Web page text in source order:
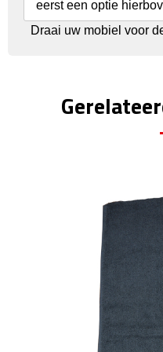
Fietspompen
Fietsverlichting
Drinkwaren
Drinkbekers
eerst een optie
Draai uw mobiel voor